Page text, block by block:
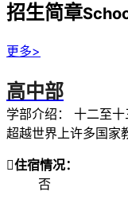
招生简章
更多>
高中部
学部介绍：
十二至
超越世界上许多国家
住宿情况：
否